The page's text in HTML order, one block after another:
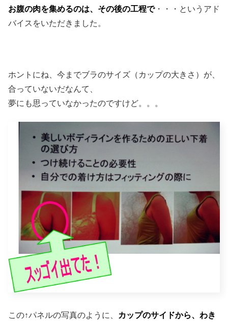
お腹の肉を集めるのは、その後の工程で・・・というアド
バイスをいただきました。
ホントにね、今までブラのサイズ（カップの大きさ）が、
合っていないだなんて、
夢にも思っていなかったのですけど。。。
この↑パネルの写真のように、
カップのサイドから、わき